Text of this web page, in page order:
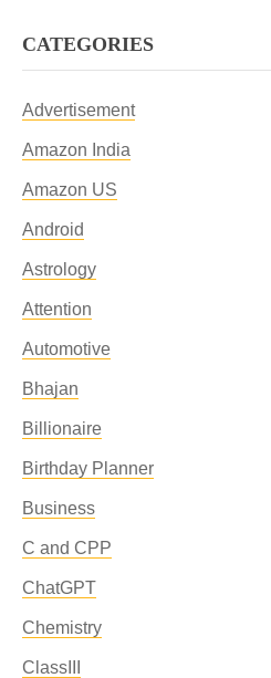
CATEGORIES
Advertisement
Amazon India
Amazon US
Android
Astrology
Attention
Automotive
Bhajan
Billionaire
Birthday Planner
Business
C and CPP
ChatGPT
Chemistry
ClassIII